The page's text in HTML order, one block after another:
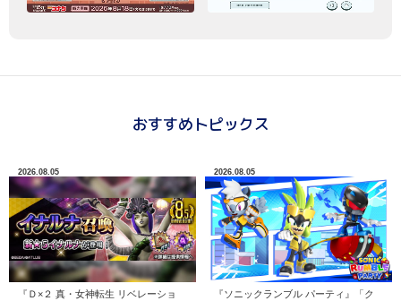
おすすめトピックス
2026.08.05
『Ｄ×２ 真・女神転生 リベレーショ
2026.08.05
『ソニックランブル パーティ』「ク